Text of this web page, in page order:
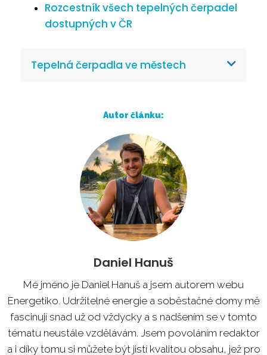
Rozcestník všech tepelných čerpadel
dostupných v ČR
Tepelná čerpadla ve městech
Autor článku:
Daniel Hanuš
Mé jméno je Daniel Hanuš a jsem autorem webu
Energetiko. Udržitelné energie a soběstačné domy mě
fascinují snad už od vždycky a s nadšením se v tomto
tématu neustále vzdělávám. Jsem povoláním redaktor
a i díky tomu si můžete být jistí kvalitou obsahu, jež pro